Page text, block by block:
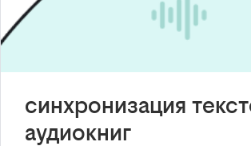
синхронизация
аудиокниг